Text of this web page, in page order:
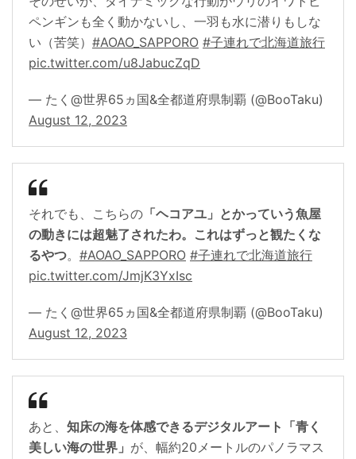
ペンギンも全く動かないし、一羽も水に潜りもしな
い（苦笑） #AOAO_SAPPORO #子連れで北海道旅行
pic.twitter.com/u8JabucZqD
— たく@世界65ヵ国&全都道府県制覇 (@BooTaku)
August 12, 2023
それでも、こちらの 「ヘコアユ」とかっていう魚屋
の動きには超魅了されたわ。これはずっと観たくな
るやつ。 #AOAO_SAPPORO #子連れで北海道旅行
pic.twitter.com/JmjK3YxIsc
— たく@世界65ヵ国&全都道府県制覇 (@BooTaku)
August 12, 2023
あと、 知床の海を体感できるデジタルアート「青く
美しい海の世界」 が、幅約20メートルのパノラマス